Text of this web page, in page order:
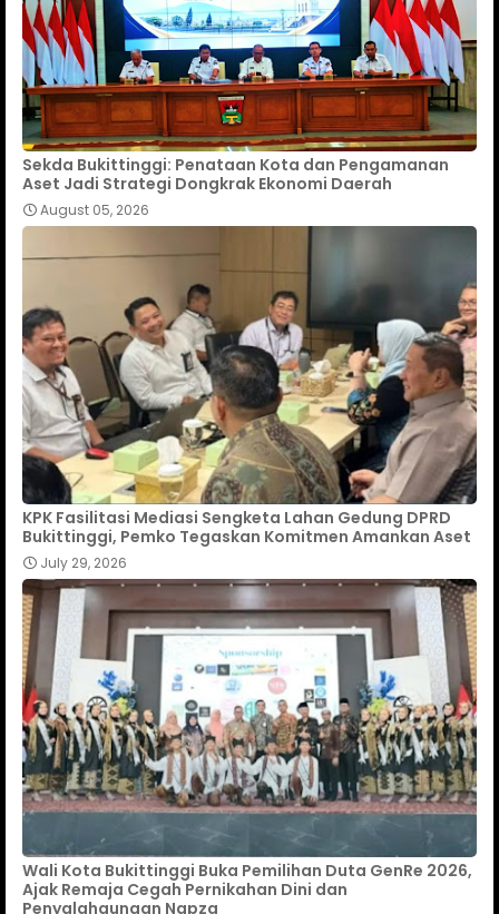
Sekda Bukittinggi: Penataan Kota dan Pengamanan
Aset Jadi Strategi Dongkrak Ekonomi Daerah
August 05, 2026
KPK Fasilitasi Mediasi Sengketa Lahan Gedung DPRD
Bukittinggi, Pemko Tegaskan Komitmen Amankan Aset
July 29, 2026
Wali Kota Bukittinggi Buka Pemilihan Duta GenRe 2026,
Ajak Remaja Cegah Pernikahan Dini dan
Penyalahgunaan Napza